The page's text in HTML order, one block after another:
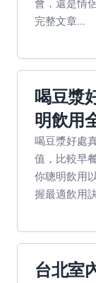
會，還是情
完整文章...
喝豆漿
明飲用
喝豆漿好處
值，比較早
你聰明飲用
握最適飲用訣
台北室